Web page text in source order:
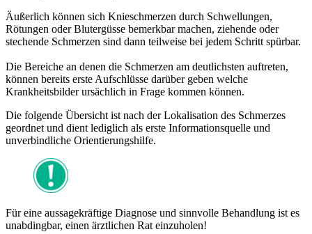
Äußerlich können sich Knieschmerzen durch Schwellungen,
Rötungen oder Blutergüsse bemerkbar machen, ziehende oder
stechende Schmerzen sind dann teilweise bei jedem Schritt spürbar.
Die Bereiche an denen die Schmerzen am deutlichsten auftreten,
können bereits erste Aufschlüsse darüber geben welche
Krankheitsbilder ursächlich in Frage kommen können.
Die folgende Übersicht ist nach der Lokalisation des Schmerzes
geordnet und dient lediglich als erste Informationsquelle und
unverbindliche Orientierungshilfe.
Für eine aussagekräftige Diagnose und sinnvolle Behandlung ist es
unabdingbar, einen ärztlichen Rat einzuholen!